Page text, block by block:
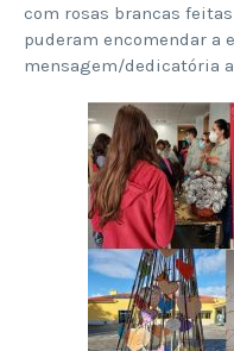
com rosas brancas
puderam encomendar a
mensagem/dedicatória